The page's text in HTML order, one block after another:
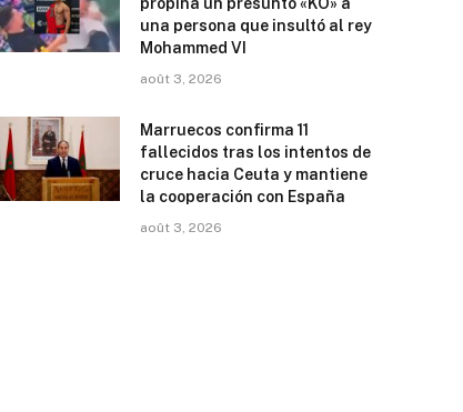
una persona que insultó al rey
Mohammed VI
août 3, 2026
Marruecos confirma 11
fallecidos tras los intentos de
cruce hacia Ceuta y mantiene
la cooperación con España
août 3, 2026